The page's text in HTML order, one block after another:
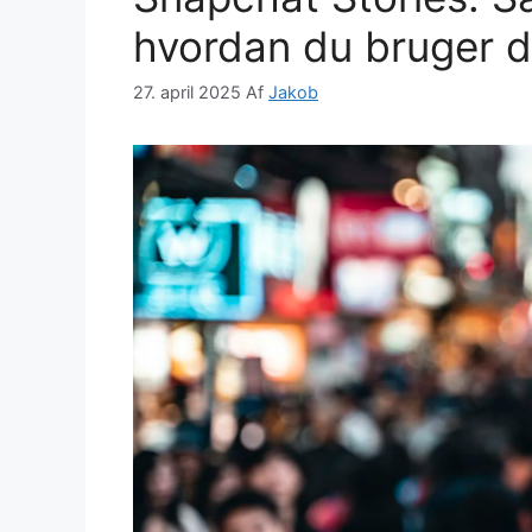
hvordan du bruger
27. april 2025 Af Jakob